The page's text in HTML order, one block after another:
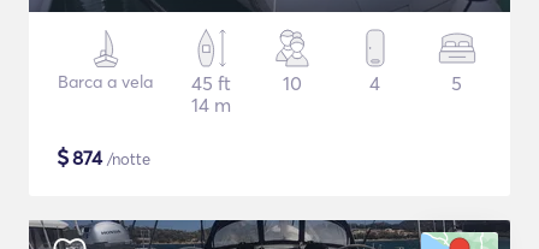
Barca a vela
45 ft
14 m
10 4 5
$874/notte